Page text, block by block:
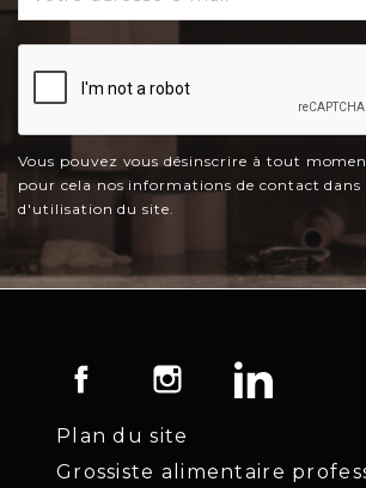
Vous pouvez vous désinscrire à tout
pour cela nos informations de contact dans
d'utilisation du site.
Facebook Instagram
Plan du site
Grossiste alimentaire